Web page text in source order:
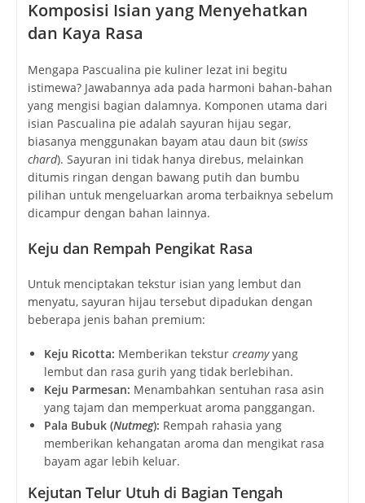
Komposisi Isian yang Menyehatkan
dan Kaya Rasa
Mengapa Pascualina pie kuliner lezat ini begitu
istimewa? Jawabannya ada pada harmoni bahan-bahan
yang mengisi bagian dalamnya. Komponen utama dari
isian Pascualina pie adalah sayuran hijau segar,
biasanya menggunakan bayam atau daun bit (swiss
chard). Sayuran ini tidak hanya direbus, melainkan
ditumis ringan dengan bawang putih dan bumbu
pilihan untuk mengeluarkan aroma terbaiknya sebelum
dicampur dengan bahan lainnya.
Keju dan Rempah Pengikat Rasa
Untuk menciptakan tekstur isian yang lembut dan
menyatu, sayuran hijau tersebut dipadukan dengan
beberapa jenis bahan premium:
Keju Ricotta: Memberikan tekstur creamyyang
lembut dan rasa gurih yang tidak berlebihan.
Keju Parmesan: Menambahkan sentuhan rasa asin
yang tajam dan memperkuat aroma panggangan.
Pala Bubuk (Nutmeg): Rempah rahasia yang
memberikan kehangatan aroma dan mengikat rasa
bayam agar lebih keluar.
Kejutan Telur Utuh di Bagian Tengah